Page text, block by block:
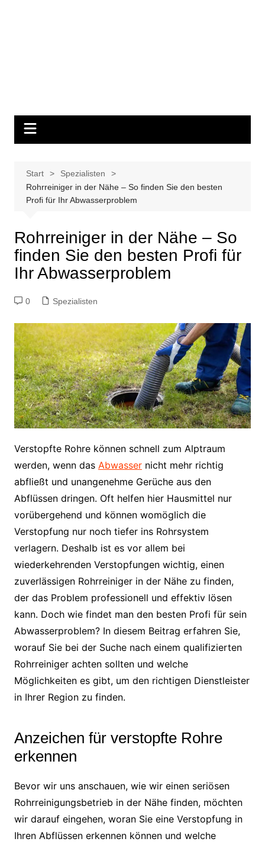
Start
Spezialisten
Rohrreiniger in der Nähe – So finden Sie den besten
Profi für Ihr Abwasserproblem
Rohrreiniger in der Nähe – So
finden Sie den besten Profi für
Ihr Abwasserproblem
0 Spezialisten
Verstopfte Rohre können schnell zum Alptraum
werden, wenn das Abwassernicht mehr richtig
abfließt und unangenehme Gerüche aus den
Abflüssen dringen. Oft helfen hier Hausmittel nur
vorübergehend und können womöglich die
Verstopfung nur noch tiefer ins Rohrsystem
verlagern. Deshalb ist es vor allem bei
wiederkehrenden Verstopfungen wichtig, einen
zuverlässigen Rohrreiniger in der Nähe zu finden,
der das Problem professionell und effektiv lösen
kann. Doch wie findet man den besten Profi für sein
Abwasserproblem? In diesem Beitrag erfahren Sie,
worauf Sie bei der Suche nach einem qualifizierten
Rohrreiniger achten sollten und welche
Möglichkeiten es gibt, um den richtigen Dienstleister
in Ihrer Region zu finden.
Anzeichen für verstopfte Rohre
erkennen
Bevor wir uns anschauen, wie wir einen seriösen
Rohrreinigungsbetrieb in der Nähe finden, möchten
wir darauf eingehen, woran Sie eine Verstopfung in
Ihren Abflüssen erkennen können und welche